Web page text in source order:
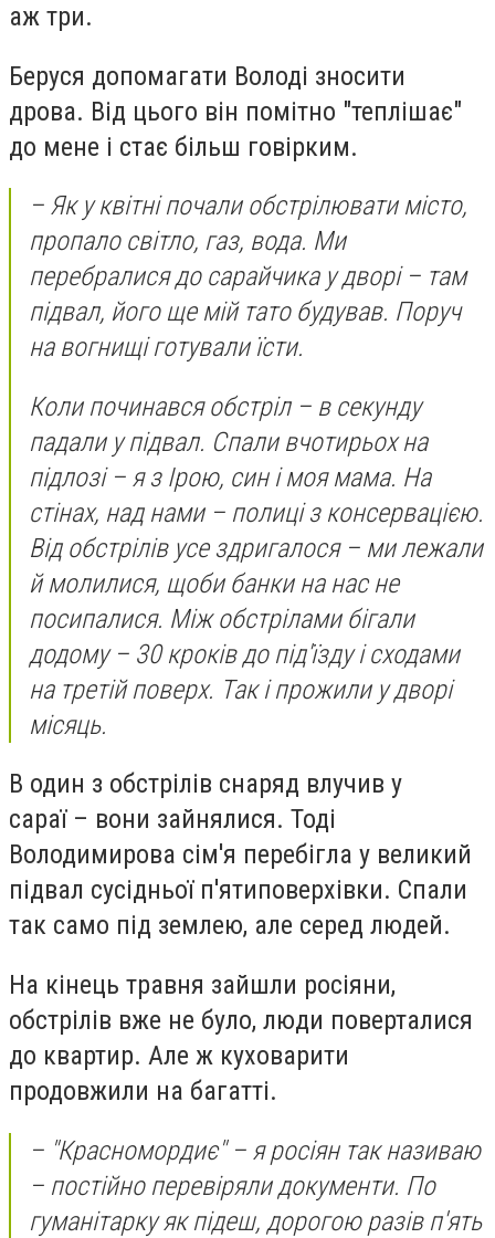
аж три.
Беруся допомагати Володі зносити
дрова. Від цього він помітно "теплішає"
до мене і стає більш говірким.
– Як у квітні почали обстрілювати місто,
пропало світло, газ, вода. Ми
перебралися до сарайчика у дворі – там
підвал, його ще мій тато будував. Поруч
на вогнищі готували їсти.
Коли починався обстріл – в секунду
падали у підвал. Спали вчотирьох на
підлозі – я з Ірою, син і моя мама. На
стінах, над нами – полиці з консервацією.
Від обстрілів усе здригалося – ми лежали
й молилися, щоби банки на нас не
посипалися. Між обстрілами бігали
додому – 30 кроків до під'їзду і сходами
на третій поверх. Так і прожили у дворі
місяць.
В один з обстрілів снаряд влучив у
сараї – вони зайнялися. Тоді
Володимирова сім'я перебігла у великий
підвал сусідньої п'ятиповерхівки. Спали
так само під землею, але серед людей.
На кінець травня зайшли росіяни,
обстрілів вже не було, люди поверталися
до квартир. Але ж куховарити
продовжили на багатті.
– "Красномордиє" – я росіян так називаю
– постійно перевіряли документи. По
гуманітарку як підеш, дорогою разів п'ять